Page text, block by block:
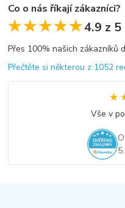
Co o nás říkají zákazníci?
★★★★★
★★★★★4.9 z 5
Přes 100% našich zákazníků
Přečtěte si některou z 1052
Vše v